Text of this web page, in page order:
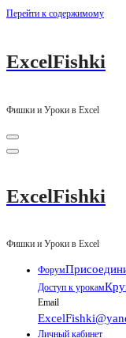
Перейти к содержимому
ExcelFishki
Фишки и Уроки в Excel
ExcelFishki
Фишки и Уроки в Excel
Форум
Доступ к урокам
Email
Личный кабинет